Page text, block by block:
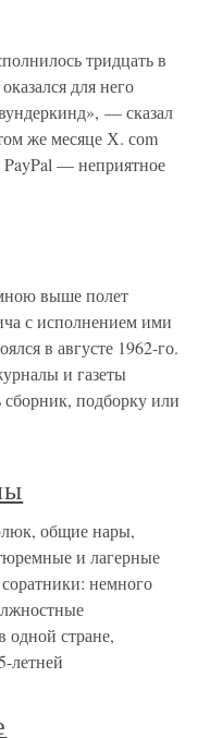
тридцать в
для него
— сказал
же месяце Х. соm
PayPal — неприятное
выше полет
с исполнением ими
в августе 1962-го.
и газеты
сборник, подборку или
общие нары,
и лагерные
немного
стране,
летней